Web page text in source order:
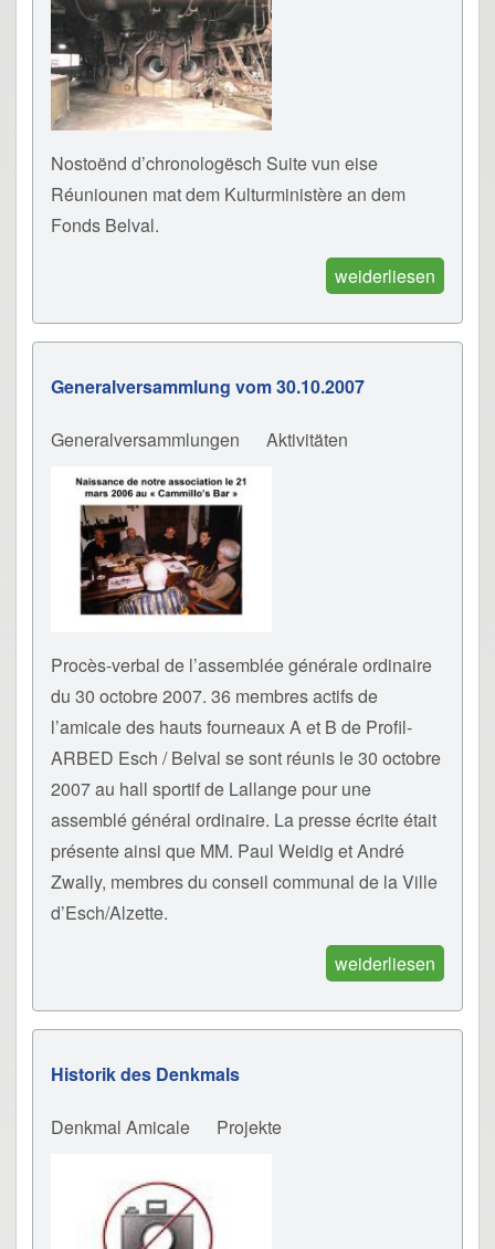
Nostoënd d’chronologësch Suite vun eise
Réuniounen mat dem Kulturministère an dem
Fonds Belval.
weiderliesen
Generalversammlung vom 30.10.2007
Generalversammlungen Aktivitäten
Procès-verbal de l’assemblée générale ordinaire
du 30 octobre 2007. 36 membres actifs de
l’amicale des hauts fourneaux A et B de Profil-
ARBED Esch / Belval se sont réunis le 30 octobre
2007 au hall sportif de Lallange pour une
assemblé général ordinaire. La presse écrite était
présente ainsi que MM. Paul Weidig et André
Zwally, membres du conseil communal de la Ville
d’Esch/Alzette.
weiderliesen
Historik des Denkmals
Denkmal Amicale Projekte